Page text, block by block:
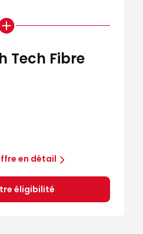
Tech Fibre
en détail
éligibilité